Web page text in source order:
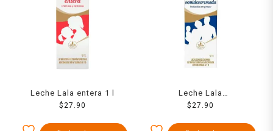
Leche Lala entera 1 l
$ 27.90
Leche Lala
semidescremada 1 l
$ 27.90